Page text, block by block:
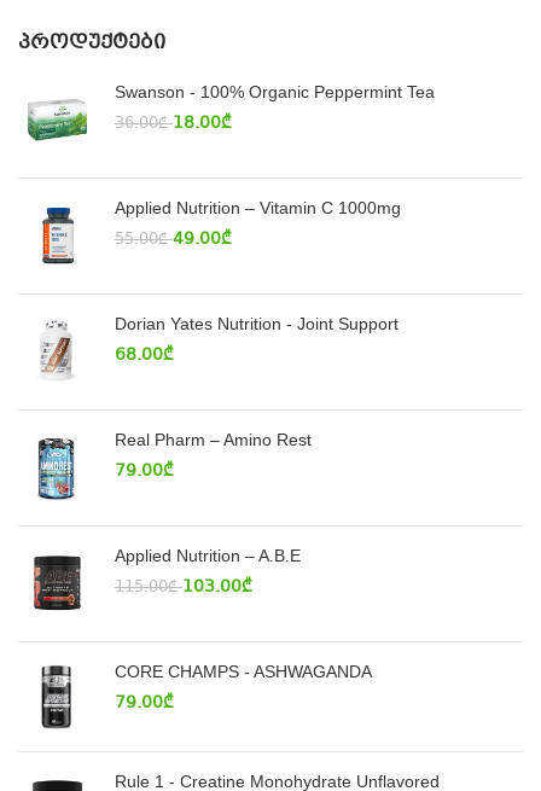
ᲞᲠᲝᲓᲣᲥᲢᲔᲑᲘ
Swanson - 100% Organic Peppermint Tea
36.00₾ 18.00₾
Applied Nutrition – Vitamin C 1000mg
55.00₾ 49.00₾
Dorian Yates Nutrition - Joint Support
68.00₾
Real Pharm – Amino Rest
79.00₾
Applied Nutrition – A.B.E
115.00₾ 103.00₾
CORE CHAMPS - ASHWAGANDA
79.00₾
Rule 1 - Creatine Monohydrate Unflavored